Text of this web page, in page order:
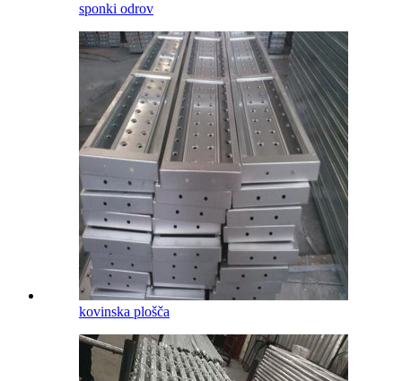
sponki odrov
kovinska plošča